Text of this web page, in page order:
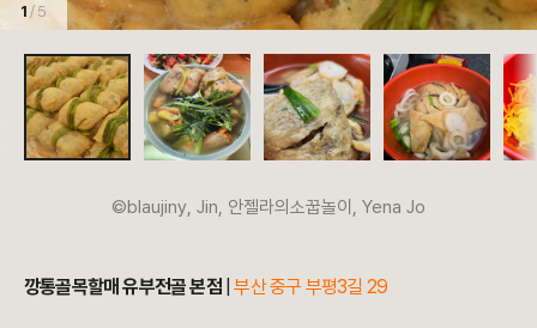
1 / 5
©blaujiny, Jin, 안젤라의소꿉놀이, Yena Jo
깡통골목할매 유부전골 본점 |부산 중구 부평3길 29